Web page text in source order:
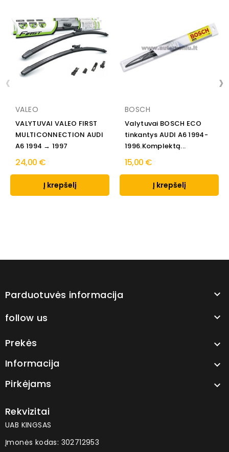
VALEO
VALYTUVAI VALEO FIRST
MULTICONNECTION AUDI
A6 1994 → 1997
24,00 €
Į krepšelį
BOSCH
Valytuvai BOSCH ECO
tinkantys AUDI A6 1994-
1996.Komplektą...
15,00 €
Į krepšelį
‹ ›
Parduotuvės informacija 
follow us 
Prekės 
Informacija 
Pirkėjams 
Rekvizitai
UAB KINGSAS
Įmonės kodas: 302712953